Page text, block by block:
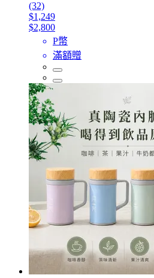
(32)
$1,249
$2,800
P幣
滿額贈